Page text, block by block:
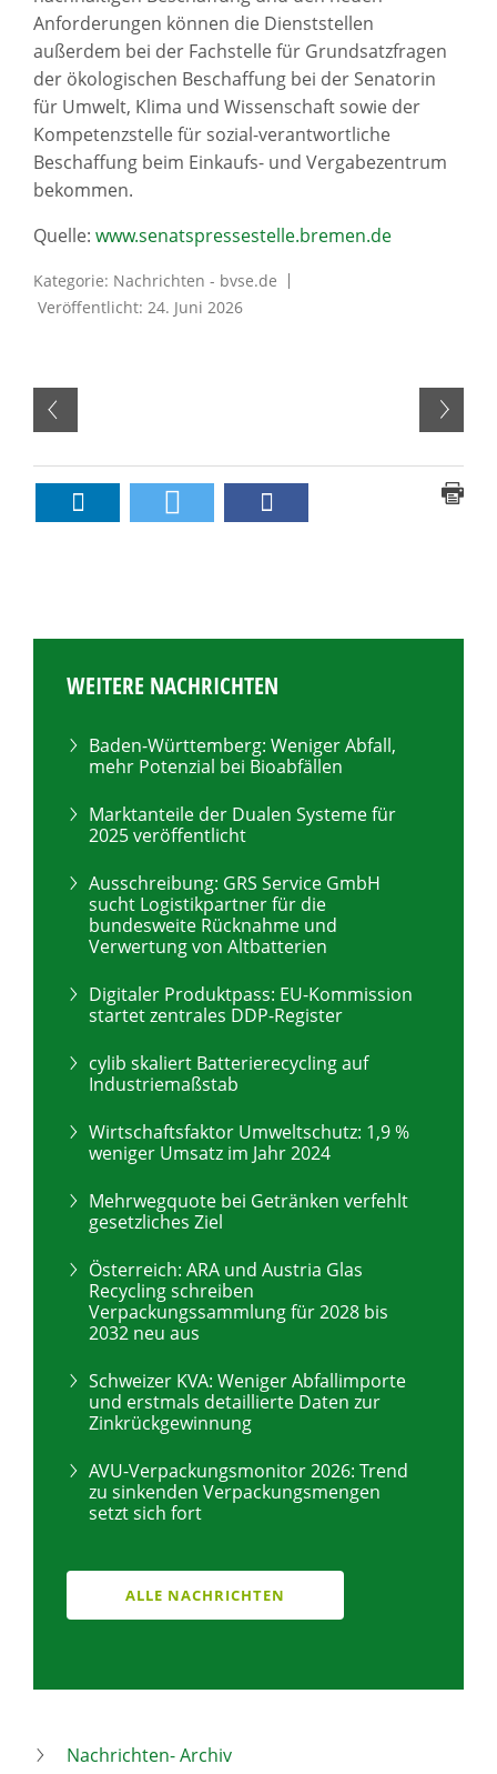
Anforderungen können die Dienststellen
außerdem bei der Fachstelle für Grundsatzfragen
der ökologischen Beschaffung bei der Senatorin
für Umwelt, Klima und Wissenschaft sowie der
Kompetenzstelle für sozial-verantwortliche
Beschaffung beim Einkaufs- und Vergabezentrum
bekommen.
Quelle: www.senatspressestelle.bremen.de
Kategorie: Nachrichten - bvse.de
Veröffentlicht: 24. Juni 2026
WEITERE NACHRICHTEN
Baden-Württemberg: Weniger Abfall,
mehr Potenzial bei Bioabfällen
Marktanteile der Dualen Systeme für
2025 veröffentlicht
Ausschreibung: GRS Service GmbH
sucht Logistikpartner für die
bundesweite Rücknahme und
Verwertung von Altbatterien
Digitaler Produktpass: EU-Kommission
startet zentrales DDP-Register
cylib skaliert Batterierecycling auf
Industriemaßstab
Wirtschaftsfaktor Umweltschutz: 1,9 %
weniger Umsatz im Jahr 2024
Mehrwegquote bei Getränken verfehlt
gesetzliches Ziel
Österreich: ARA und Austria Glas
Recycling schreiben
Verpackungssammlung für 2028 bis
2032 neu aus
Schweizer KVA: Weniger Abfallimporte
und erstmals detaillierte Daten zur
Zinkrückgewinnung
AVU-Verpackungsmonitor 2026: Trend
zu sinkenden Verpackungsmengen
setzt sich fort
ALLE NACHRICHTEN
Nachrichten- Archiv